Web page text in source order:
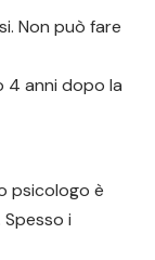
Non può fare
4 anni dopo la
psicologo è
i